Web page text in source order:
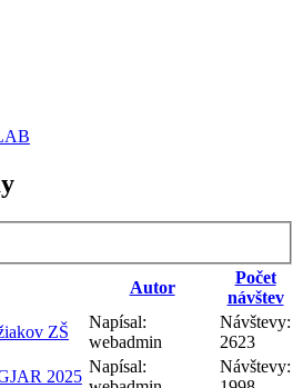
Autor
Počet
návštev
ZŠ
Napísal:
webadmin
Návštevy:
2623
2025
Napísal:
Návštevy: